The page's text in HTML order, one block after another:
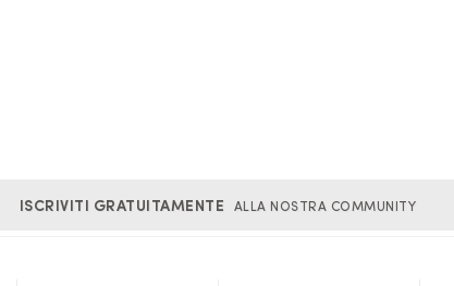
ISCRIVITI GRATUITAMENTE ALLA NOSTRA COMMUNITY